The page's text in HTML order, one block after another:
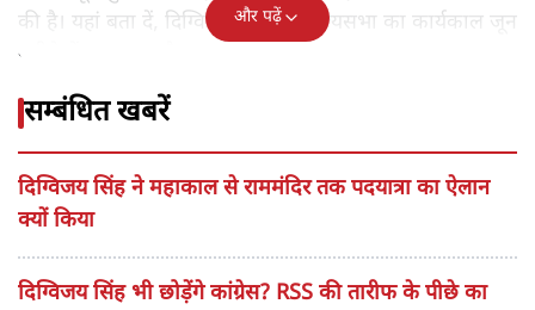
की है। यहां बता दें, दिग्विजय सिंह का राज्यसभा का कार्यकाल जून
महीने में खत्म हुआ है।
और पढ़ें
सम्बंधित खबरें
दिग्विजय सिंह ने महाकाल से राममंदिर तक पदयात्रा का ऐलान
क्यों किया
दिग्विजय सिंह भी छोड़ेंगे कांग्रेस? RSS की तारीफ के पीछे का